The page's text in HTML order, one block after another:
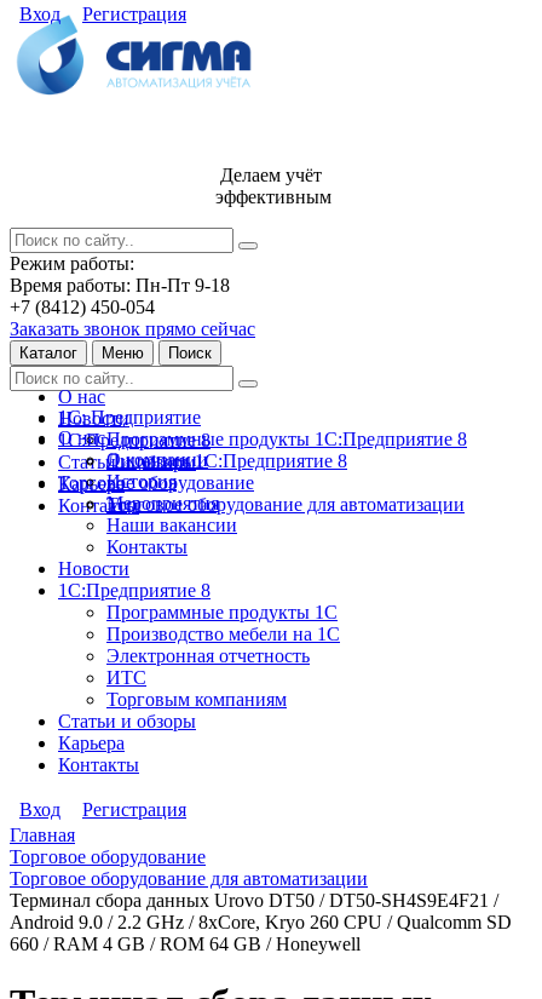
Вход Регистрация
Делаем учёт
эффективным
Режим работы:
Время работы: Пн-Пт 9-18
+7 (8412) 450-054
Заказать звонок прямо сейчас
Каталог Меню Поиск
О нас
Новости
1С:Предприятие 8
Статьи и обзоры
Карьера
Контакты
1С: Предприятие
Программные продукты 1С:Предприятие 8
Лицензии 1С:Предприятие 8
Торговое оборудование
Торговое оборудование для автоматизации
О нас
О компании
История
Мероприятия
Наши вакансии
Контакты
Новости
1С:Предприятие 8
Программные продукты 1С
Производство мебели на 1С
Электронная отчетность
ИТС
Торговым компаниям
Статьи и обзоры
Карьера
Контакты
Вход
Регистрация
Главная
Торговое оборудование
Торговое оборудование для автоматизации
Терминал сбора данных Urovo DT50 / DT50-SH4S9E4F21 /
Android 9.0 / 2.2 GHz / 8xCore, Kryo 260 CPU / Qualcomm SD
660 / RAM 4 GB / ROM 64 GB / Honeywell